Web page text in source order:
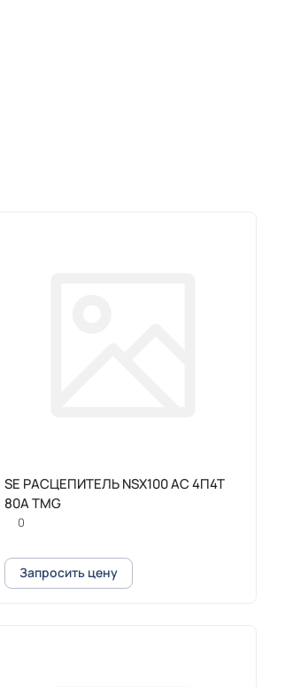
SE РАСЦЕПИТЕЛЬ NSX100 AC 4П4Т
80A TMG
0
Запросить цену